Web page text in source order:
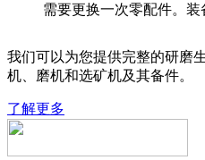
需要更换一次零配件。装
我们可以为您提供完整的研磨
机、磨机和选矿机及其备件。
了解更多